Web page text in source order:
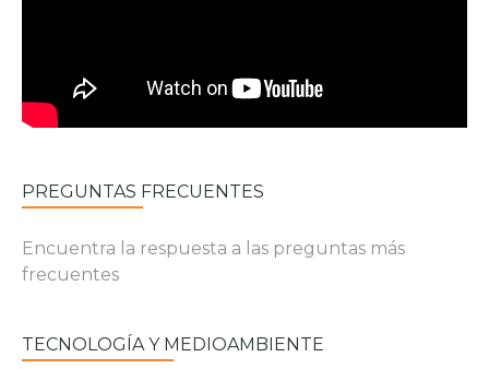
PREGUNTAS FRECUENTES
Encuentra la respuesta a las preguntas más
frecuentes
TECNOLOGÍA Y MEDIOAMBIENTE